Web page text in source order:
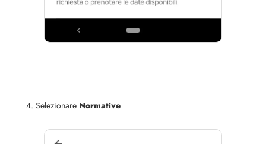
Selezionare Normative